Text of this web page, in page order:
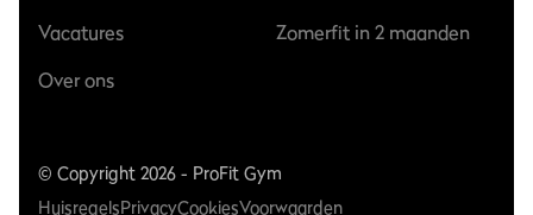
Vacatures
Over ons
Zomerfit in 2 maanden
© Copyright 2026 - ProFit Gym
HuisregelsPrivacyCookiesVoorwaarden